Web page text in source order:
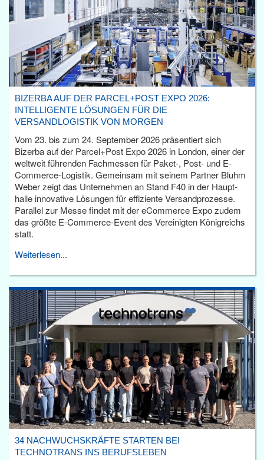
BIZERBA AUF DER PARCEL+POST EXPO 2026:
INTELLIGENTE LÖSUNGEN FÜR DIE
VERSANDLOGISTIK VON MORGEN
Vom 23. bis zum 24. September 2026 präsentiert sich
Bizerba auf der Parcel+Post Expo 2026 in London, einer der
weltweit führenden Fachmessen für Paket-, Post- und E-
Commerce-Logistik. Gemeinsam mit seinem Partner Bluhm
Weber zeigt das Unternehmen an Stand F40 in der Haupt­
halle innovative Lösungen für effiziente Versandprozesse.
Parallel zur Messe findet mit der eCommerce Expo zudem
das größte E-Commerce-Event des Vereinigten Königreichs
statt.
Weiterlesen...
34 NACHWUCHSKRÄFTE STARTEN BEI
TECHNOTRANS INS BERUFSLEBEN